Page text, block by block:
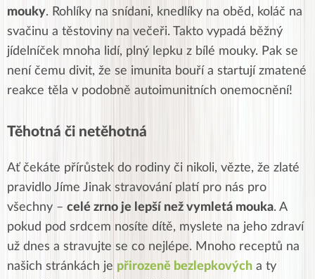
mouky. Rohlíky na snídani, knedlíky na oběd, koláč na
svačinu a těstoviny na večeři. Takto vypadá běžný
jídelníček mnoha lidí, plný lepku z bílé mouky. Pak se
není čemu divit, že se imunita bouří a startují zmatené
reakce těla v podobně autoimunitních onemocnění!
Těhotná či netěhotná
Ať čekáte přírůstek do rodiny či nikoli, vězte, že zlaté
pravidlo Jíme Jinak stravování platí pro nás pro
všechny – celé zrno je lepší než vymletá mouka. A
pokud pod srdcem nosíte dítě, myslete na jeho zdraví
už dnes a stravujte se co nejlépe. Mnoho receptů na
našich stránkách je přirozeně bezlepkových a ty